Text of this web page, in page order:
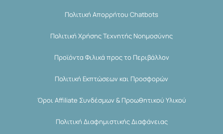
Πολιτική Απορρήτου Chatbots
Πολιτική Χρήσης Τεχνητής Νοημοσύνης
Προϊόντα Φιλικά προς το Περιβάλλον
Πολιτική Εκπτώσεων και Προσφορών
Όροι Affiliate Συνδέσμων & Προωθητικού Υλικού
Πολιτική Διαφημιστικής Διαφάνειας